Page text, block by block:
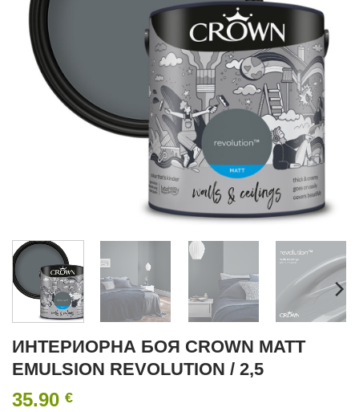
ИНТЕРИОРНА БОЯ CROWN MATT
EMULSION REVOLUTION / 2,5
35.90 €